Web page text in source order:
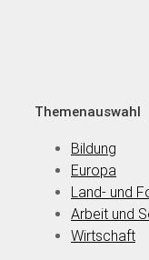
Themenauswahl
Bildung
Europa
Land- und
Arbeit und
Wirtschaft